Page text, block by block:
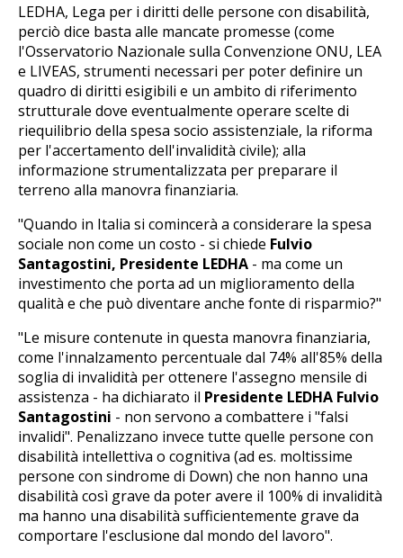
LEDHA, Lega per i diritti delle persone con disabilità,
perciò dice basta alle mancate promesse (come
l'Osservatorio Nazionale sulla Convenzione ONU, LEA
e LIVEAS, strumenti necessari per poter definire un
quadro di diritti esigibili e un ambito di riferimento
strutturale dove eventualmente operare scelte di
riequilibrio della spesa socio assistenziale, la riforma
per l'accertamento dell'invalidità civile); alla
informazione strumentalizzata per preparare il
terreno alla manovra finanziaria.
"Quando in Italia si comincerà a considerare la spesa
sociale non come un costo - si chiede Fulvio
Santagostini, Presidente LEDHA - ma come un
investimento che porta ad un miglioramento della
qualità e che può diventare anche fonte di risparmio?"
"Le misure contenute in questa manovra finanziaria,
come l'innalzamento percentuale dal 74% all'85% della
soglia di invalidità per ottenere l'assegno mensile di
assistenza - ha dichiarato il Presidente LEDHA Fulvio
Santagostini - non servono a combattere i "falsi
invalidi". Penalizzano invece tutte quelle persone con
disabilità intellettiva o cognitiva (ad es. moltissime
persone con sindrome di Down) che non hanno una
disabilità così grave da poter avere il 100% di invalidità
ma hanno una disabilità sufficientemente grave da
comportare l'esclusione dal mondo del lavoro".